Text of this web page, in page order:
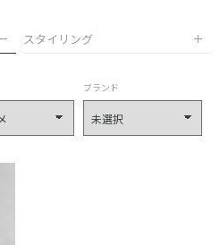
スタイリング
ブランド